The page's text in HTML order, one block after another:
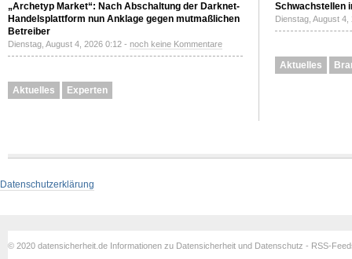
„Archetyp Market“: Nach Abschaltung der Darknet-
Handelsplattform nun Anklage gegen mutmaßlichen
Betreiber
Dienstag, August 4, 2026 0:12 - noch keine Kommentare
Aktuelles Experten
Schwachstellen
Dienstag, August
Aktuelles
Datenschutzerklärung
© 2020 datensicherheit.de Informationen zu Datensicherheit und Datenschutz - RSS-